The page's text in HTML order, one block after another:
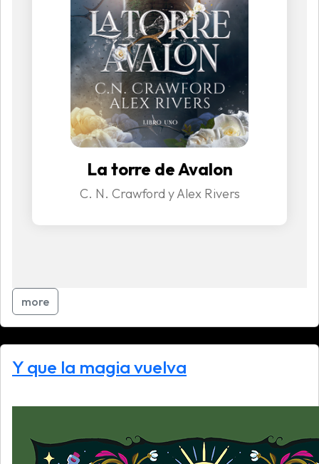
La torre de Avalon
C. N. Crawford y Alex Rivers
more
Y que la magia vuelva